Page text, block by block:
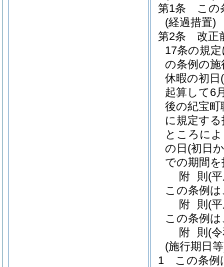
第1条
この
(経過措置)
第2条
改正
17条の規
の条例の施
休暇の初日
起算して6
後の紀宝町
に規定す
ところに
の日 (初日
での期間
附 則 (
この条例
附 則 (
この条例
附 則 (
(施行期日
1
この条例